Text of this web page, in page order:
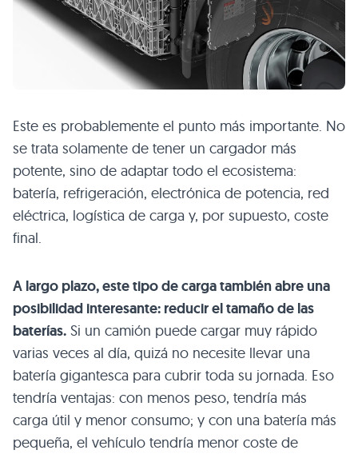
Este es probablemente el punto más importante. No
se trata solamente de tener un cargador más
potente, sino de adaptar todo el ecosistema:
batería, refrigeración, electrónica de potencia, red
eléctrica, logística de carga y, por supuesto, coste
final.
A largo plazo, este tipo de carga también abre una
posibilidad interesante: reducir el tamaño de las
baterías. Si un camión puede cargar muy rápido
varias veces al día, quizá no necesite llevar una
batería gigantesca para cubrir toda su jornada. Eso
tendría ventajas: con menos peso, tendría más
carga útil y menor consumo; y con una batería más
pequeña, el vehículo tendría menor coste de